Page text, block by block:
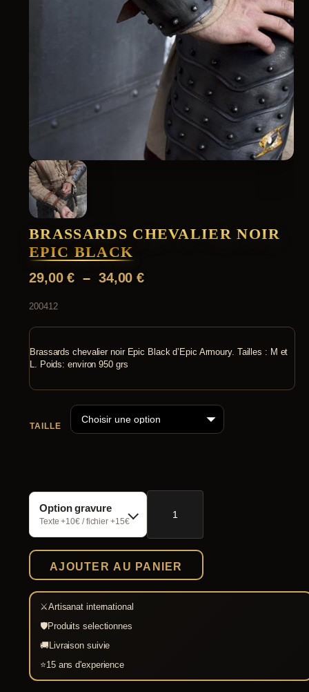
BRASSARDS CHEVALIER NOIR
EPIC BLACK
29,00€ – 34,00€P
e
e
p
r
9
,
3
200412
Brassards chevalier noir Epic Black d’Epic Armoury. Tailles : M et
L. Poids: environ 950 grs
TAILLE
Option gravure
Texte +10€ / fichier +15€
quantité
Brassards
chevalier
Black
AJOUTER AU PANIER
⚔Artisanat international
🛡Produits selectionnes
🚚Livraison suivie
⭐15 ans d'experience